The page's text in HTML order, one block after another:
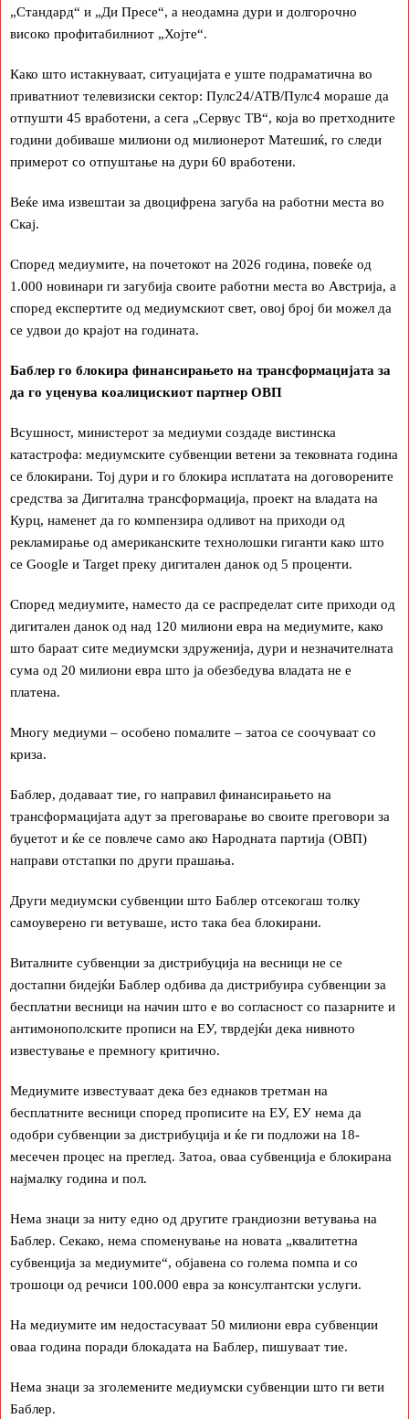
„Стандард“ и „Ди Пресе“, а неодамна дури и долгорочно
високо профитабилниот „Хојте“.
Како што истакнуваат, ситуацијата е уште подраматична во
приватниот телевизиски сектор: Пулс24/АТВ/Пулс4 мораше да
отпушти 45 вработени, а сега „Сервус ТВ“, која во претходните
години добиваше милиони од милионерот Матешиќ, го следи
примерот со отпуштање на дури 60 вработени.
Веќе има извештаи за двоцифрена загуба на работни места во
Скај.
Според медиумите, на почетокот на 2026 година, повеќе од
1.000 новинари ги загубија своите работни места во Австрија, а
според експертите од медиумскиот свет, овој број би можел да
се удвои до крајот на годината.
Баблер го блокира финансирањето на трансформацијата за
да го уценува коалицискиот партнер ОВП
Всушност, министерот за медиуми создаде вистинска
катастрофа: медиумските субвенции ветени за тековната година
се блокирани. Тој дури и го блокира исплатата на договорените
средства за Дигитална трансформација, проект на владата на
Курц, наменет да го компензира одливот на приходи од
рекламирање од американските технолошки гиганти како што
се Google и Target преку дигитален данок од 5 проценти.
Според медиумите, наместо да се распределат сите приходи од
дигитален данок од над 120 милиони евра на медиумите, како
што бараат сите медиумски здруженија, дури и незначителната
сума од 20 милиони евра што ја обезбедува владата не е
платена.
Многу медиуми – особено помалите – затоа се соочуваат со
криза.
Баблер, додаваат тие, го направил финансирањето на
трансформацијата адут за преговарање во своите преговори за
буџетот и ќе се повлече само ако Народната партија (ОВП)
направи отстапки по други прашања.
Други медиумски субвенции што Баблер отсекогаш толку
самоуверено ги ветуваше, исто така беа блокирани.
Виталните субвенции за дистрибуција на весници не се
достапни бидејќи Баблер одбива да дистрибуира субвенции за
бесплатни весници на начин што е во согласност со пазарните и
антимонополските прописи на ЕУ, тврдејќи дека нивното
известување е премногу критично.
Медиумите известуваат дека без еднаков третман на
бесплатните весници според прописите на ЕУ, ЕУ нема да
одобри субвенции за дистрибуција и ќе ги подложи на 18-
месечен процес на преглед. Затоа, оваа субвенција е блокирана
најмалку година и пол.
Нема знаци за ниту едно од другите грандиозни ветувања на
Баблер. Секако, нема споменување на новата „квалитетна
субвенција за медиумите“, објавена со голема помпа и со
трошоци од речиси 100.000 евра за консултантски услуги.
На медиумите им недостасуваат 50 милиони евра субвенции
оваа година поради блокадата на Баблер, пишуваат тие.
Нема знаци за зголемените медиумски субвенции што ги вети
Баблер.